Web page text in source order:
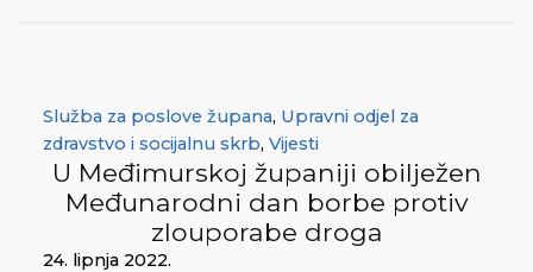
Služba za poslove župana, Upravni odjel za
zdravstvo i socijalnu skrb, Vijesti
U Međimurskoj županiji obilježen
Međunarodni dan borbe protiv
zlouporabe droga
24. lipnja 2022.